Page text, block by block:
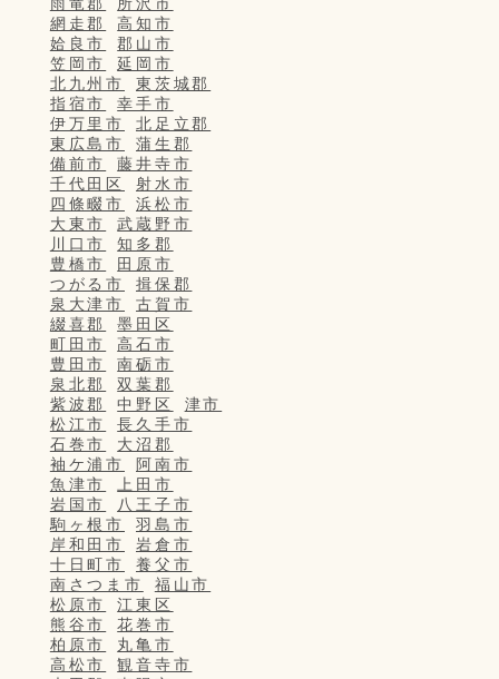
網走郡
高知市
姶良市
郡山市
笠岡市
延岡市
北九州市
東茨城郡
指宿市
幸手市
伊万里市
北足立郡
東広島市
蒲生郡
備前市
藤井寺市
千代田区
射水市
四條畷市
浜松市
大東市
武蔵野市
川口市
知多郡
豊橋市
田原市
つがる市
揖保郡
泉大津市
古賀市
綴喜郡
墨田区
町田市
高石市
豊田市
南砺市
泉北郡
双葉郡
紫波郡
中野区
津市
松江市
長久手市
石巻市
大沼郡
袖ケ浦市
阿南市
魚津市
上田市
岩国市
八王子市
駒ヶ根市
羽島市
岸和田市
岩倉市
十日町市
養父市
南さつま市
福山市
松原市
江東区
熊谷市
花巻市
柏原市
丸亀市
高松市
観音寺市